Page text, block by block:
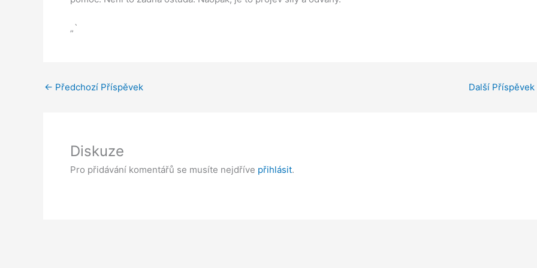
„`
← Předchozí Příspěvek Další Příspěvek
Diskuze
Pro přidávání komentářů se musíte nejdříve přihlásit.